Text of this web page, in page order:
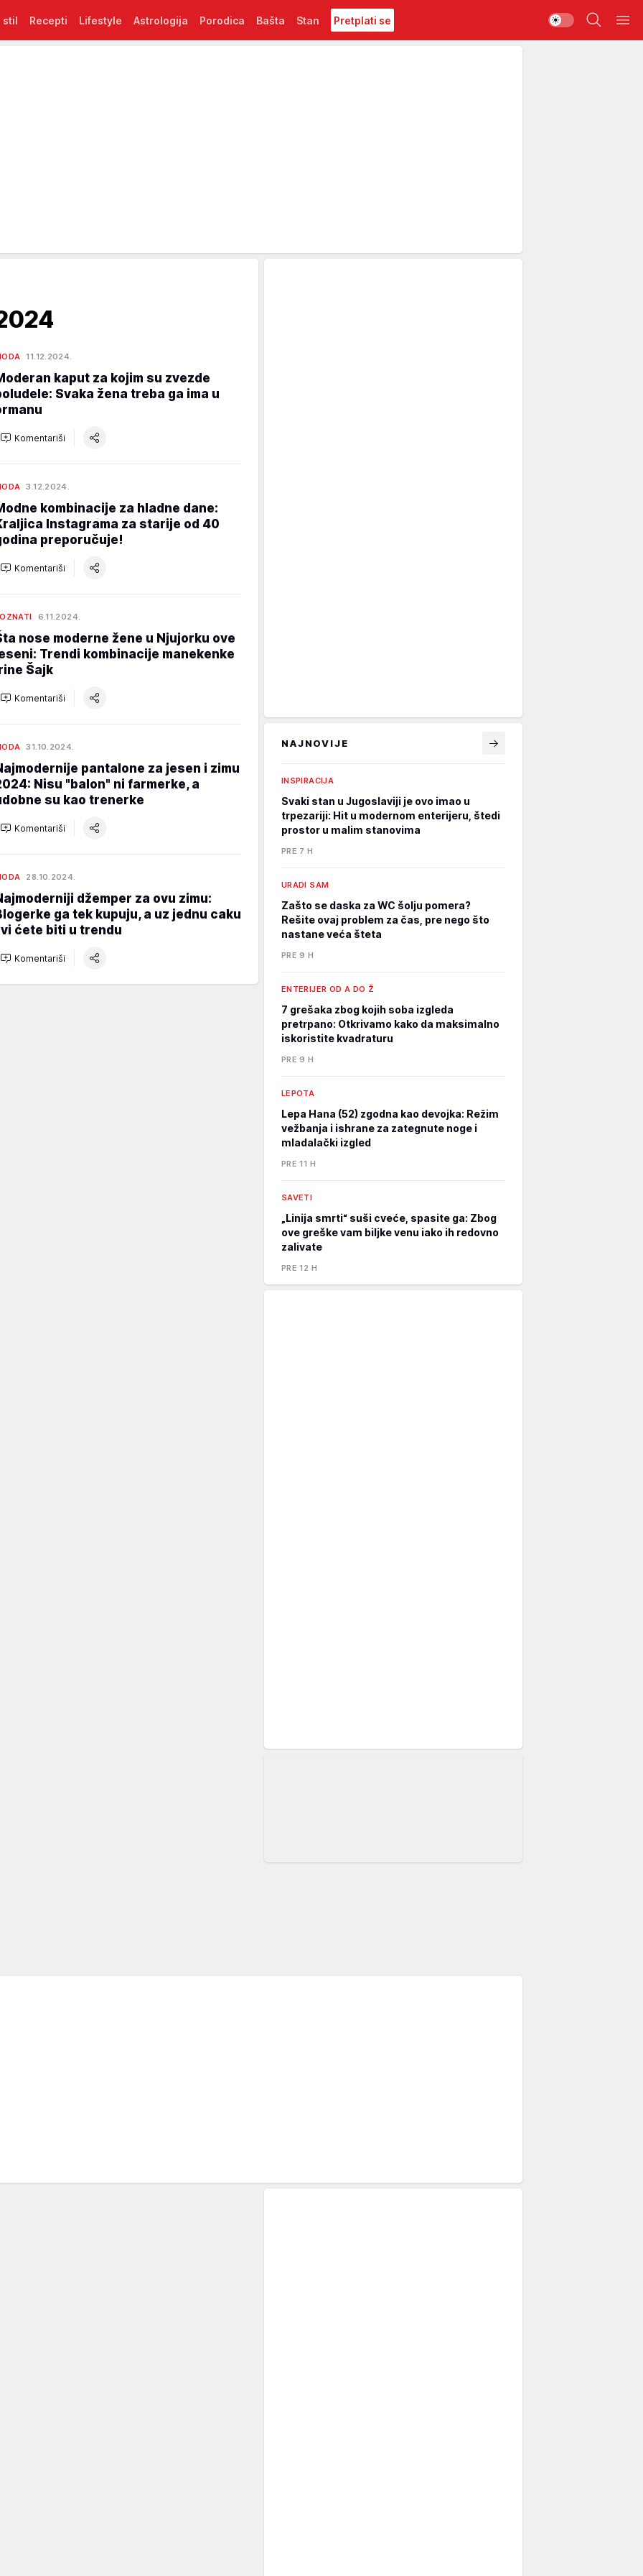
stil Recepti Lifestyle Astrologija Porodica Bašta Stan Pretplati se
11.12.2024.
kaput za kojim su zvezde
Svaka žena treba ga ima u
Komentariši
3.12.2024.
kombinacije za hladne dane:
Instagrama za starije od 40
preporučuje!
Komentariši
6.11.2024.
nose moderne žene u Njujorku ove
Trendi kombinacije manekenke
Šajk
Komentariši
31.10.2024.
pantalone za jesen i zimu
Nisu "balon" ni farmerke, a
su kao trenerke
Komentariši
28.10.2024.
džemper za ovu zimu:
ga tek kupuju, a uz jednu caku
ćete biti u trendu
Komentariši
NAJNOVIJE
INSPIRACIJA
Svaki stan u Jugoslaviji je ovo imao u
trpezariji: Hit u modernom enterijeru, štedi
prostor u malim stanovima
PRE 7 H
URADI SAM
Zašto se daska za WC šolju pomera?
Rešite ovaj problem za čas, pre nego što
nastane veća šteta
PRE 9 H
ENTERIJER OD A DO Ž
7 grešaka zbog kojih soba izgleda
pretrpano: Otkrivamo kako da maksimalno
iskoristite kvadraturu
PRE 9 H
LEPOTA
Lepa Hana (52) zgodna kao devojka: Režim
vežbanja i ishrane za zategnute noge i
mladalački izgled
PRE 11 H
SAVETI
„Linija smrti“ suši cveće, spasite ga: Zbog
ove greške vam biljke venu iako ih redovno
zalivate
PRE 12 H